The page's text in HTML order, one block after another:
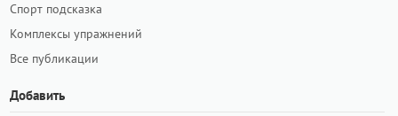
Спорт подсказка
Комплексы упражнений
Все публикации
Добавить